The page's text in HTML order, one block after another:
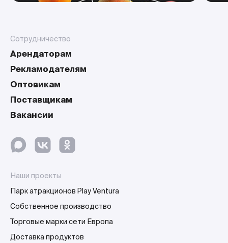
Сотрудничество
Арендаторам
Рекламодателям
Оптовикам
Поставщикам
Вакансии
Наши проекты
Парк атракционов Play Ventura
Собственное производство
Торговые марки сети Европа
Доставка продуктов